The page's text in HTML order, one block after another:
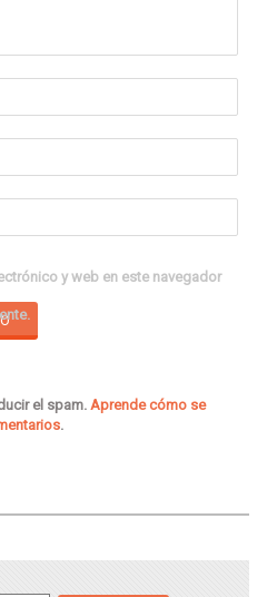
y web en este navegador
el spam. Aprende cómo se
.